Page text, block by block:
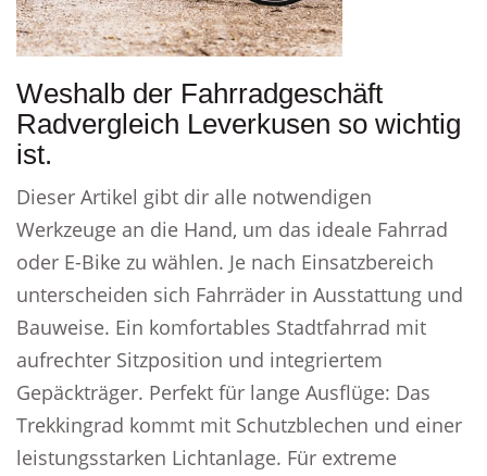
Weshalb der Fahrradgeschäft
Radvergleich Leverkusen so wichtig
ist.
Dieser Artikel gibt dir alle notwendigen
Werkzeuge an die Hand, um das ideale Fahrrad
oder E-Bike zu wählen. Je nach Einsatzbereich
unterscheiden sich Fahrräder in Ausstattung und
Bauweise. Ein komfortables Stadtfahrrad mit
aufrechter Sitzposition und integriertem
Gepäckträger. Perfekt für lange Ausflüge: Das
Trekkingrad kommt mit Schutzblechen und einer
leistungsstarken Lichtanlage. Für extreme